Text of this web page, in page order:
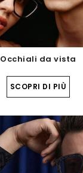
Occhiali da vista
SCOPRI DI PIÙ